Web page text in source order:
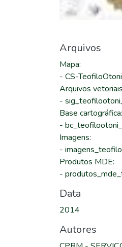
Arquivos
Mapa:
- CS-
Arquivos
-
Base cartográfica:
-
Imagens:
-
Produtos MDE:
-
Data
2014
Autores